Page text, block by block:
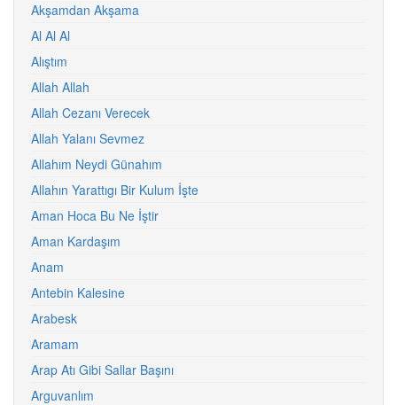
Akşamdan Akşama
Al Al Al
Alıştım
Allah Allah
Allah Cezanı Verecek
Allah Yalanı Sevmez
Allahım Neydi Günahım
Allahın Yarattıgı Bir Kulum İşte
Aman Hoca Bu Ne İştir
Aman Kardaşım
Anam
Antebin Kalesine
Arabesk
Aramam
Arap Atı Gibi Sallar Başını
Arguvanlım